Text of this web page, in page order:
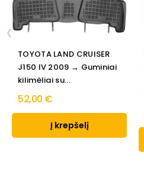
TOYOTA LAND CRUISER
J150 IV 2009 → Guminiai
kilimėliai su...
52,00 €
Į krepšelį
‹